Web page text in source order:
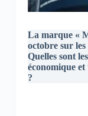
La marque «
octobre sur
Quelles sont
économique
?